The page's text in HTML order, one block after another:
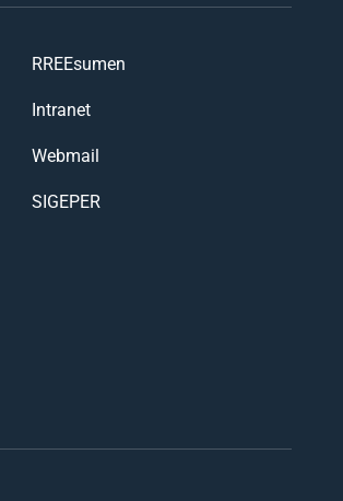
RREEsumen
Intranet
Webmail
SIGEPER